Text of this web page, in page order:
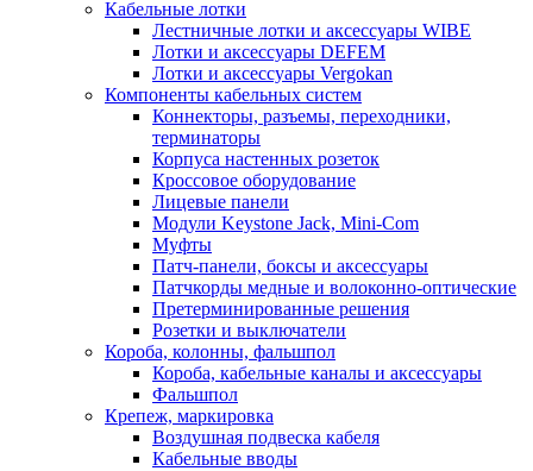
Кабельные лотки
Лестничные лотки и аксессуары WIBE
Лотки и аксессуары DEFEM
Лотки и аксессуары Vergokan
Компоненты кабельных систем
Коннекторы, разъемы, переходники,
терминаторы
Корпуса настенных розеток
Кроссовое оборудование
Лицевые панели
Модули Keystone Jack, Mini-Com
Муфты
Патч-панели, боксы и аксессуары
Патчкорды медные и волоконно-оптические
Претерминированные решения
Розетки и выключатели
Короба, колонны, фальшпол
Короба, кабельные каналы и аксессуары
Фальшпол
Крепеж, маркировка
Воздушная подвеска кабеля
Кабельные вводы